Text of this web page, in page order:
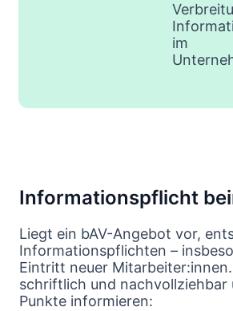
im
Informationspflicht
Liegt ein bAV-Angebot vor,
Informationspflichten –
Eintritt neuer
schriftlich und nachvollziehbar
Punkte informieren: